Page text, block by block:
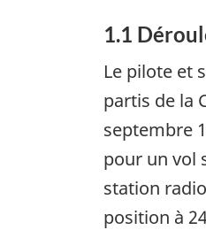
1.1
Le pilote et
partis de la
septembre
pour un vol
station
position à